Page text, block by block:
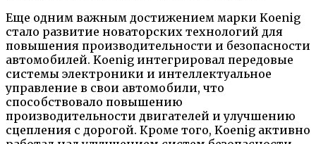
Еще одним важным достижением марки Koenig
стало развитие новаторских технологий для
повышения производительности и безопасности
автомобилей. Koenig интегрировал передовые
системы электроники и интеллектуальное
управление в свои автомобили, что
способствовало повышению
производительности двигателей и улучшению
сцепления с дорогой. Кроме того, Koenig активно